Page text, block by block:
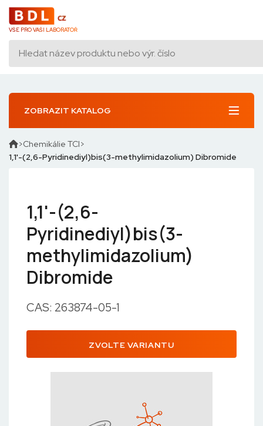
VŠE PRO VAŠI LABORATOŘ
ZOBRAZIT KATALOG
Chemikálie TCI
1,1'-(2,6-Pyridinediyl)bis(3-methylimidazolium) Dibromide
1,1'-(2,6-
Pyridinediyl)bis(3-
methylimidazolium)
Dibromide
CAS: 263874-05-1
ZVOLTE VARIANTU